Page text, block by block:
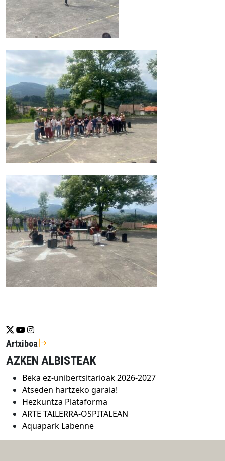
Se abrirá nueva ventana-twitter
Se abrirá nueva ventana-youtube
Se abrirá nueva ventana-instragram
Artxiboa
AZKEN ALBISTEAK
Beka ez-unibertsitarioak 2026-2027
Atseden hartzeko garaia!
Hezkuntza Plataforma
ARTE TAILERRA-OSPITALEAN
Aquapark Labenne